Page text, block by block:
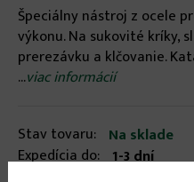
Špeciálny nástroj z ocele
výkonu. Na sukovité kríky,
prerezávku a klčovanie.
...viac informácií
Stav tovaru: Na sklade
Expedícia do: 1-3 dní